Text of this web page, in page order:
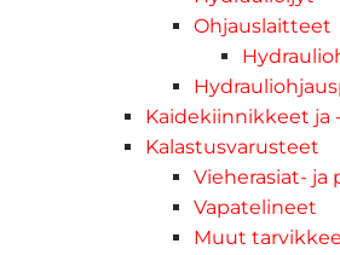
Ohjauslaitteet
Kaidekiinnikkeet ja
Kalastusvarusteet
Vieherasiat- ja
Vapatelineet
Muut